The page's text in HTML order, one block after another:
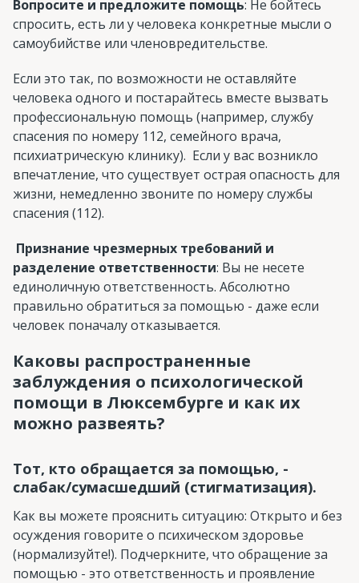
Вопросите и предложите помощь: Не бойтесь
спросить, есть ли у человека конкретные мысли о
самоубийстве или членовредительстве.
Если это так, по возможности не оставляйте
человека одного и постарайтесь вместе вызвать
профессиональную помощь (например, службу
спасения по номеру 112, семейного врача,
психиатрическую клинику). Если у вас возникло
впечатление, что существует острая опасность для
жизни, немедленно звоните по номеру службы
спасения (112).
Признание чрезмерных требований и
разделение ответственности: Вы не несете
единоличную ответственность. Абсолютно
правильно обратиться за помощью - даже если
человек поначалу отказывается.
Каковы распространенные
заблуждения о психологической
помощи в Люксембурге и как их
можно развеять?
Тот, кто обращается за помощью, -
слабак/сумасшедший (стигматизация).
Как вы можете прояснить ситуацию: Открыто и без
осуждения говорите о психическом здоровье
(нормализуйте!). Подчеркните, что обращение за
помощью - это ответственность и проявление